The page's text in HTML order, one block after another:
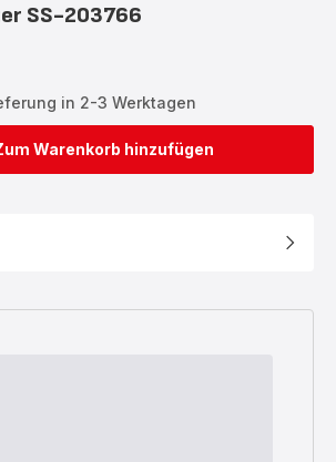
SS-203766
in 2-3 Werktagen
Warenkorb hinzufügen